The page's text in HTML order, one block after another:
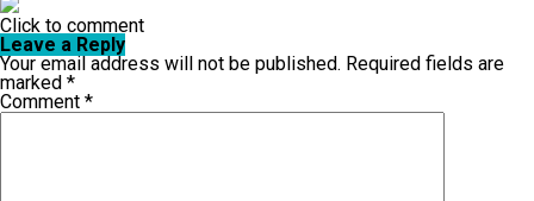
Click to comment
Leave a Reply
Your email address will not be published. Required fields are
marked *
Comment *